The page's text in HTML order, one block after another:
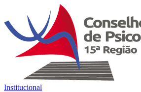
Institucional